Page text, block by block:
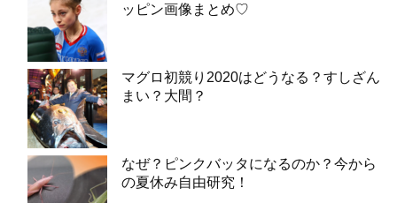
ッピン画像まとめ♡
マグロ初競り2020はどうなる？すしざん
まい？大間？
なぜ？ピンクバッタになるのか？今から
の夏休み自由研究！